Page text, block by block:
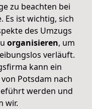
zu beachten bei
Es ist wichtig, sich
des Umzugs
organisieren, um
verläuft.
kann ein
Potsdam nach
werden und
wir.